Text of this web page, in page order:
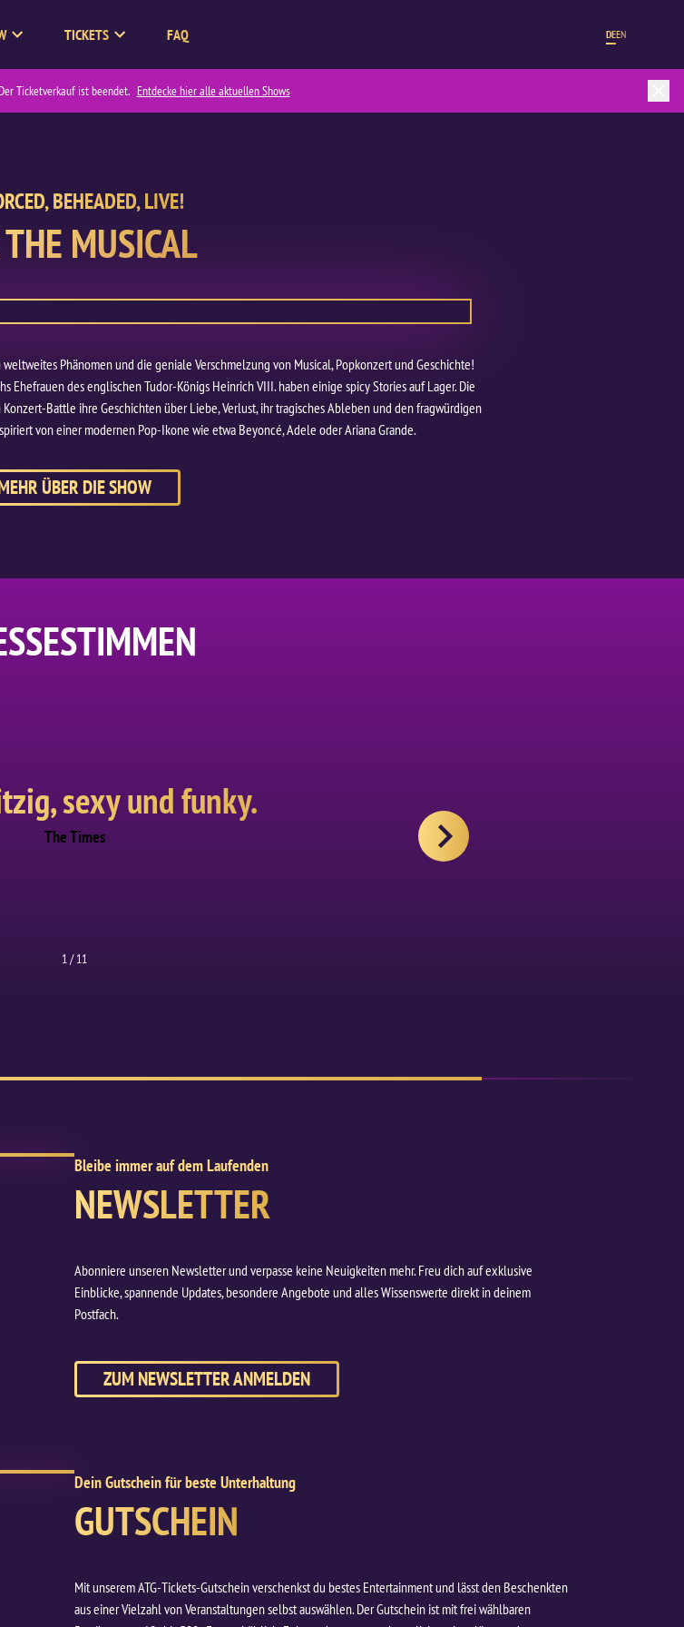
TICKETS FAQ DEEN
Ticketverkauf ist beendet. Entdecke hier alle aktuellen Shows
MUSICAL
BEHEADED, LIVE!
Phänomen und die geniale Verschmelzung von Musical, Popkonzert und Geschichte!
des englischen Tudor-Königs Heinrich VIII. haben einige spicy Stories auf Lager. Die
Battle ihre Geschichten über Liebe, Verlust, ihr tragisches Ableben und den fragwürdigen
von einer modernen Pop-Ikone wie etwa Beyoncé, Adele oder Ariana Grande.
ÜBER DIE SHOW
Video pausieren
sexy und funky.
The Times NÄCHSTES BILD
1/11
NEWSLETTER
Bleibe immer auf dem Laufenden
Abonniere unseren Newsletter und verpasse keine Neuigkeiten mehr. Freu dich auf exklusive
Einblicke, spannende Updates, besondere Angebote und alles Wissenswerte direkt in deinem
Postfach.
ZUM NEWSLETTER ANMELDEN
GUTSCHEIN
Dein Gutschein für beste Unterhaltung
Mit unserem ATG-Tickets-Gutschein verschenkst du bestes Entertainment und lässt den Beschenkten
aus einer Vielzahl von Veranstaltungen selbst auswählen. Der Gutschein ist mit frei wählbaren